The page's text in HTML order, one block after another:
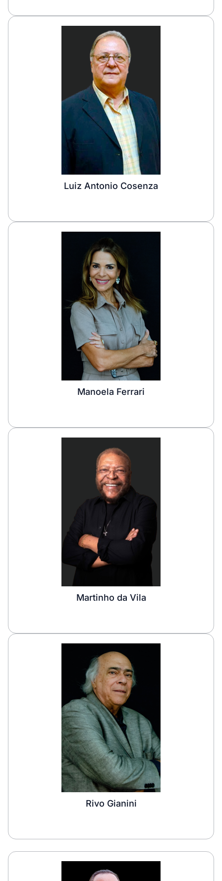
Luiz Antonio Cosenza
Manoela Ferrari
Martinho da Vila
Rivo Gianini